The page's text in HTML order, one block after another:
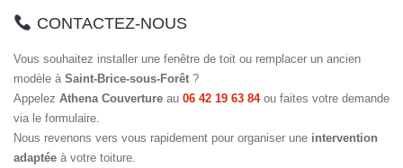
CONTACTEZ-NOUS
Vous souhaitez installer une fenêtre de toit ou remplacer un ancien
modèle à Saint-Brice-sous-Forêt ?
Appelez Athena Couverture au 06 42 19 63 84ou faites votre demande
via le formulaire.
Nous revenons vers vous rapidement pour organiser une intervention
adaptée à votre toiture.